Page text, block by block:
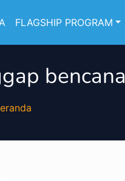
FLAGSHIP PROGRAM
bencana